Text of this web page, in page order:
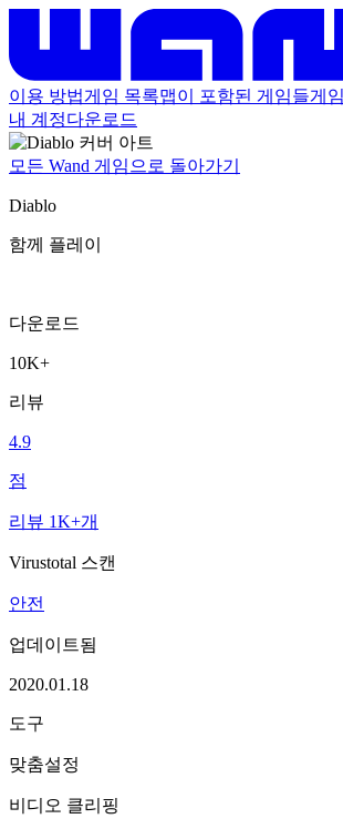
이용 방법게임 목록맵이 포함된 게임들게
내 계정다운로드
모든 Wand 게임으로 돌아가기
Diablo
함께 플레이
다운로드
10K+
리뷰
4.9
점
리뷰 1K+개
Virustotal 스캔
안전
업데이트됨
2020.01.18
도구
맞춤설정
비디오 클리핑